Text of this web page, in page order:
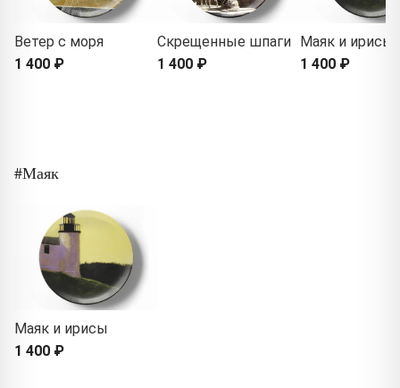
Ветер с моря
1 400 ₽
Скрещенные шпаги
1 400 ₽
Маяк и ирисы
1 400 ₽
#Маяк
Маяк и ирисы
1 400 ₽